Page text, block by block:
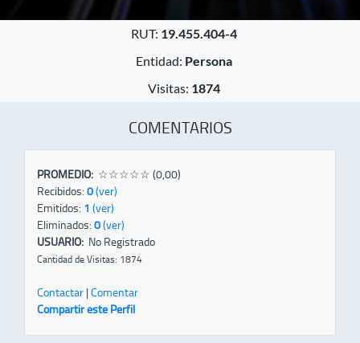
RUT: 19.455.404-4
Entidad: Persona
Visitas: 1874
COMENTARIOS
PROMEDIO: ☆☆☆☆☆ (0,00)
Recibidos:0(ver)
Emitidos: 1 (ver)
Eliminados:0(ver)
USUARIO: No Registrado
Cantidad de Visitas: 1874
Contactar|Comentar
Compartir este Perfil